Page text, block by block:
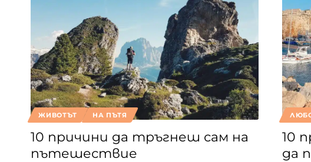
ЖИВОТЪТ НА ПЪТЯ
10 причини да тръгнеш сам на
пътешествие
10
да